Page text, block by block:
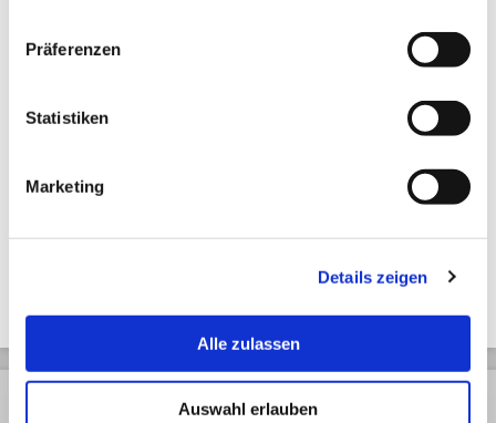
Präferenzen
Statistiken
Marketing
Details zeigen
Alle zulassen
Auswahl erlauben
Tatami-Sondermaß
160.0 Beri: 15_4
Kundendienst